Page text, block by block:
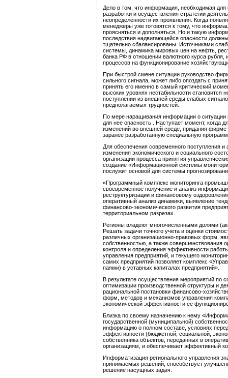
Дело в том, что информация, необходимая для
разработки и осуществления стратегии
неопределенности их проявления. Когда
менеджеры уже готовятся к тому, что
проясняться и дополняться. Но и такую
последствия надвигающейся опасности
тщательно сбалансированы. Источниками
системы, динамика мировых цен на нефть,
банка РФ в отношении валютного курса
процессов на функционирование
При быстрой смене ситуации руководство
сильного сигнала, может либо опоздать с
принять его именно в самый критический
высоких уровнях нестабильности
поступлении из внешней среды слабых
предполагаемых трудностей.
По мере наращивания информации о ситуации
для нее опасность . Наступает момент, когда
изменений во внешней среде, придания фирме
заранее разработанную специальную
Для обеспечения современного поступления
изменения экономического и социального
организации процесса принятия
создание «Информационной системы
послужит основой для системы
«Программный комплекс мониторинга
своевременное получение и анализ
реструктуризации и финансовому
оперативный анализ динамики, выявление
финансово-экономического развития
территориальном разрезах.
Регионы владеют многочисленными долями
Решать задачи точного учета и оценки
различных организационно-правовых форм,
собственностью, а также совершенствования
контроля и определения эффективности
управления предприятий, и текущего
самих предприятий позволяет комплекс
паями) в уставных капиталах предприятий».
В результате осуществления мероприятий
оптимизации производственной структуры и
рациональной постановки финансово-
форм, методов и механизмов управления
экономической эффективности ее
Близка по своему назначению к нему
государственной (муниципальной)
информацию о полном составе, условиях
эффективности (бюджетной, социальной,
собственника объектов, переданных в
организациям, и обеспечивает эффективный
Информатизация регионального управления
принимаемых решений, способствует
решение насущных задач.